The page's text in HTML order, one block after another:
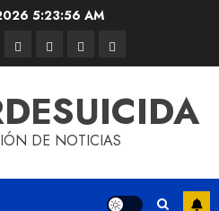
5:23:56 AM
DE NOTICIAS